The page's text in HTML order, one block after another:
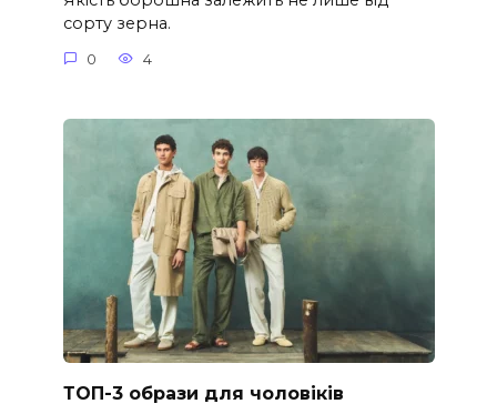
сорту зерна.
0 4
ТОП-3 образи для чоловіків